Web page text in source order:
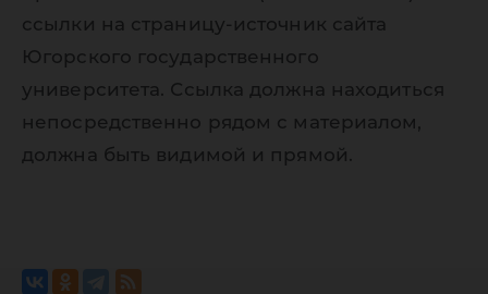
ссылки на страницу-источник сайта
Югорского государственного
университета. Ссылка должна находиться
непосредственно рядом с материалом,
должна быть видимой и прямой.